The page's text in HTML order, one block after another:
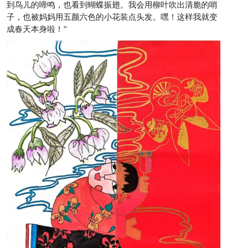
到鸟儿的啼鸣，也看到蝴蝶振翅。我会用柳叶吹出清脆的哨
子，也被妈妈用五颜六色的小花装点头发。嘿！这样我就变
成春天本身啦！”